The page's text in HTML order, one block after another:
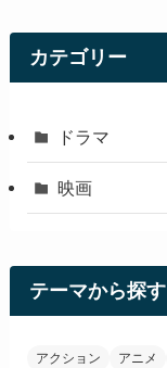
カテゴリー
ドラマ
映画
テーマから探す
アクション アニメ